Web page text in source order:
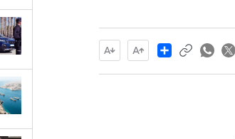
Share